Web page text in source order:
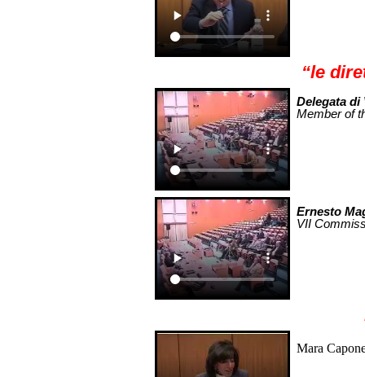
“le
Delegata di
Member of
Ernesto
VII
Mara